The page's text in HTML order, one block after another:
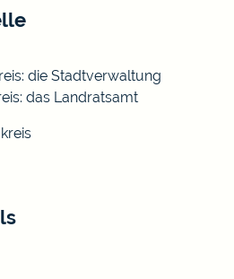
die Stadtverwaltung
das Landratsamt